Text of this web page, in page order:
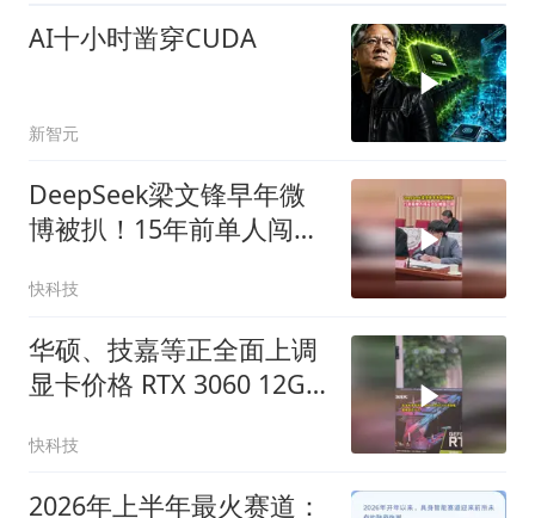
AI十小时凿穿CUDA
新智元
DeepSeek梁文锋早年微
博被扒！15年前单人闯无
快科技
华硕、技嘉等正全面上调
显卡价格 RTX 3060 12GB
快科技
2026年上半年最火赛道：